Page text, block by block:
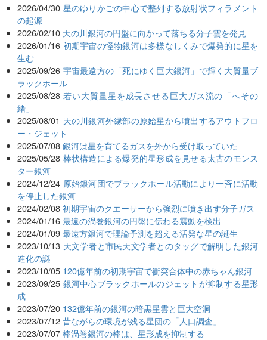
2026/04/30 星のゆりかごの中心で整列する放射状フィラメント
の起源
2026/02/10 天の川銀河の円盤に向かって落ちる分子雲を発見
2026/01/16 初期宇宙の怪物銀河は多様なしくみで爆発的に星を
生む
2025/09/26 宇宙最遠方の「死にゆく巨大銀河」で輝く大質量ブ
ラックホール
2025/08/28 若い大質量星を成長させる巨大ガス流の「へその
緒」
2025/08/01 天の川銀河外縁部の原始星から噴出するアウトフロ
ー・ジェット
2025/07/08 銀河は星を育てるガスを外から受け取っていた
2025/05/28 棒状構造による爆発的星形成を見せる太古のモンス
ター銀河
2024/12/24 原始銀河団でブラックホール活動により一斉に活動
を停止した銀河
2024/02/08 初期宇宙のクエーサーから強烈に噴き出す分子ガス
2024/01/16 最遠の渦巻銀河の円盤に伝わる震動を検出
2024/01/09 最遠方銀河で理論予測を超える活発な星の誕生
2023/10/13 天文学者と市民天文学者とのタッグで解明した銀河
進化の謎
2023/10/05 120億年前の初期宇宙で衝突合体中の赤ちゃん銀河
2023/09/25 銀河中心ブラックホールのジェットが抑制する星形
成
2023/07/20 132億年前の銀河の暗黒星雲と巨大空洞
2023/07/12 昔ながらの環境が残る星団の「人口調査」
2023/07/07 棒渦巻銀河の棒は、星形成を抑制する